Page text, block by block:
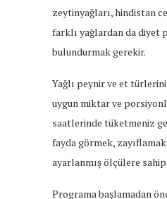
zeytinyağları, hindistan
farklı yağlardan da diyet
bulundurmak gerekir.
Yağlı peynir ve et
uygun miktar ve
saatlerinde tüketmeniz
fayda görmek,
ayarlanmış ölçülere
Programa başlamadan